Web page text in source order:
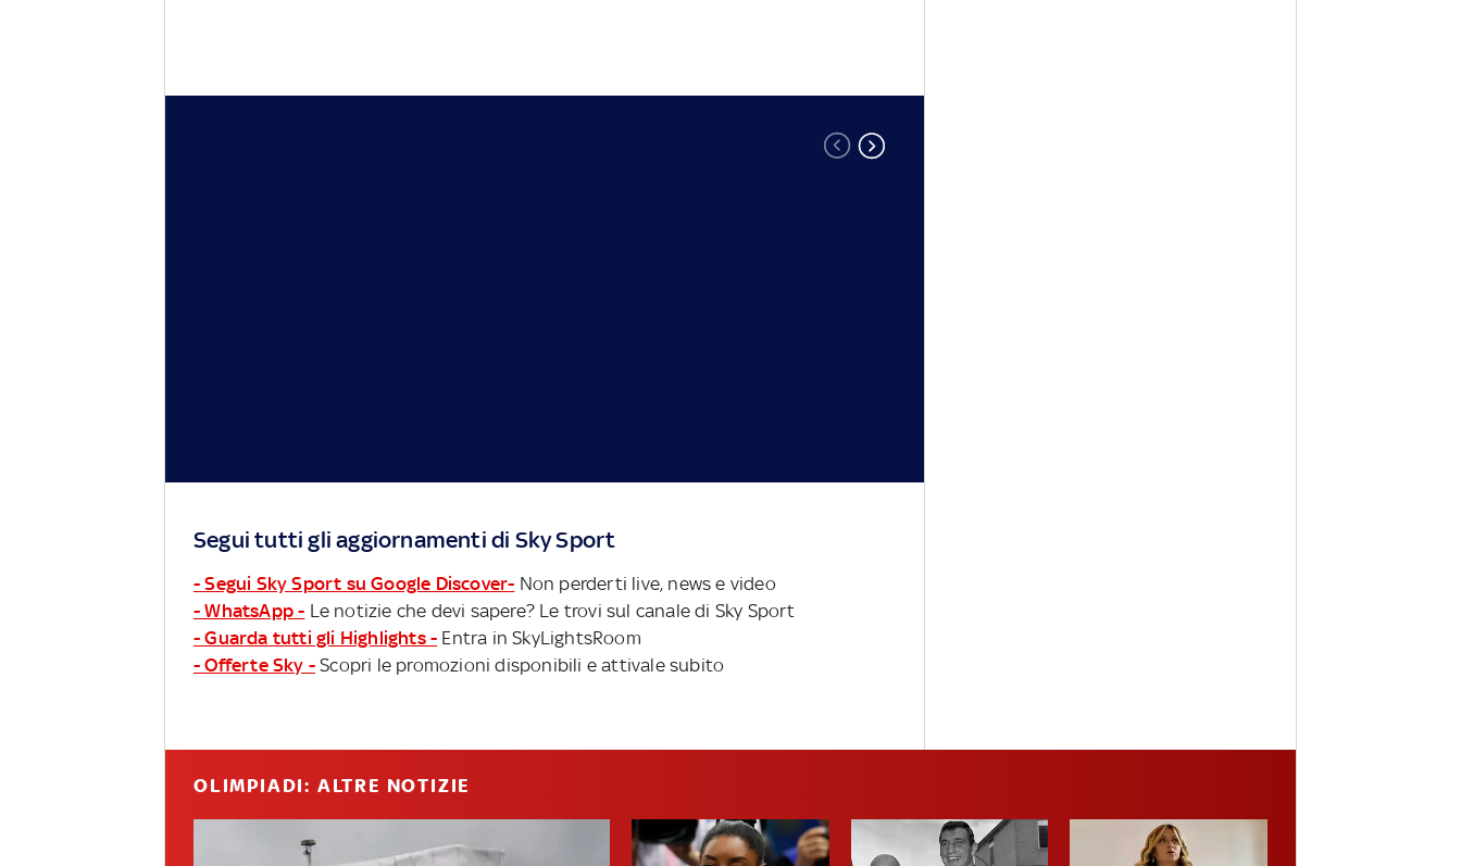
Segui tutti gli aggiornamenti di Sky Sport
- Segui Sky Sport su Google Discover- Non perderti live, news e video
- WhatsApp - Le notizie che devi sapere? Le trovi sul canale di Sky Sport
- Guarda tutti gli Highlights - Entra in SkyLightsRoom
- Offerte Sky - Scopri le promozioni disponibili e attivale subito
OLIMPIADI: ALTRE NOTIZIE